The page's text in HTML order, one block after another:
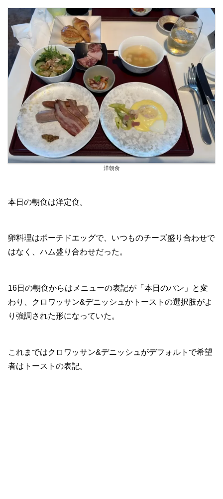
洋朝食
本日の朝食は洋定食。
卵料理はポーチドエッグで、いつものチーズ盛り合わせで
はなく、ハム盛り合わせだった。
16日の朝食からはメニューの表記が「本日のパン」と変
わり、クロワッサン&デニッシュかトーストの選択肢がよ
り強調された形になっていた。
これまではクロワッサン&デニッシュがデフォルトで希望
者はトーストの表記。